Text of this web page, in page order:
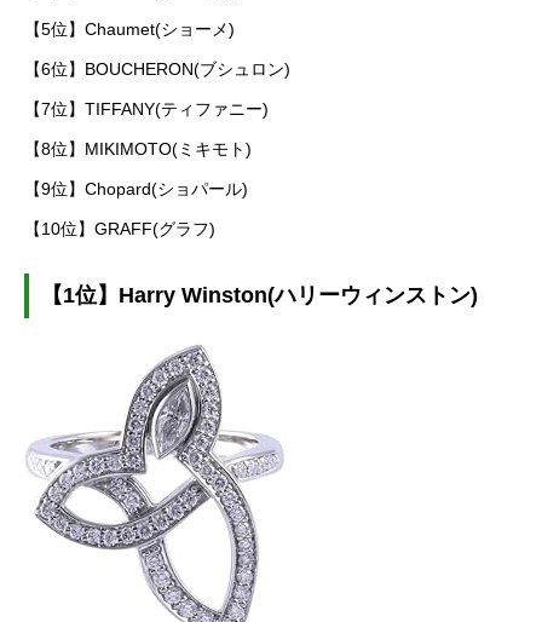
【5位】Chaumet(ショーメ)
【6位】BOUCHERON(ブシュロン)
【7位】TIFFANY(ティファニー)
【8位】MIKIMOTO(ミキモト)
【9位】Chopard(ショパール)
【10位】GRAFF(グラフ)
【1位】Harry Winston(ハリーウィンストン)